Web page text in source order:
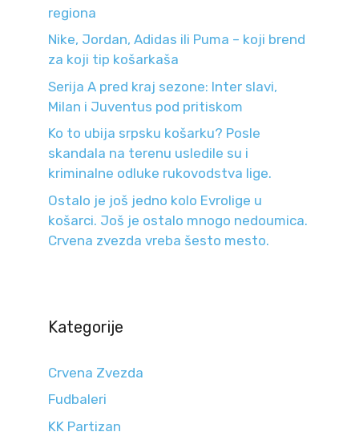
regiona
Nike, Jordan, Adidas ili Puma – koji brend
za koji tip košarkaša
Serija A pred kraj sezone: Inter slavi,
Milan i Juventus pod pritiskom
Ko to ubija srpsku košarku? Posle
skandala na terenu usledile su i
kriminalne odluke rukovodstva lige.
Ostalo je još jedno kolo Evrolige u
košarci. Još je ostalo mnogo nedoumica.
Crvena zvezda vreba šesto mesto.
Kategorije
Crvena Zvezda
Fudbaleri
KK Partizan